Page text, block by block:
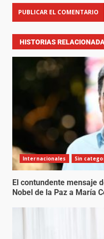
HISTORIAS
Internacionales Sin
El contundente mensaje
Nobel de la Paz a María